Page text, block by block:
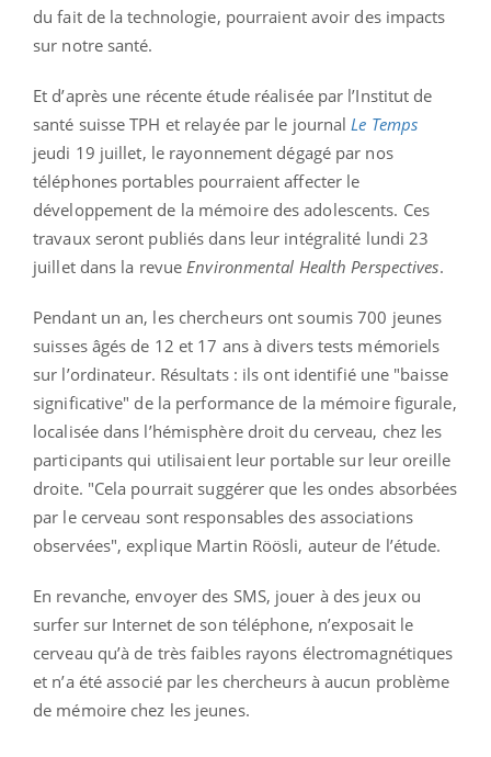
du fait de la technologie, pourraient avoir des impacts
sur notre santé.
Et d’après une récente étude réalisée par l’Institut de
santé suisse TPH et relayée par le journal Le Temps
jeudi 19 juillet, le rayonnement dégagé par nos
téléphones portables pourraient affecter le
développement de la mémoire des adolescents. Ces
travaux seront publiés dans leur intégralité lundi 23
juillet dans la revue Environmental Health Perspectives.
Pendant un an, les chercheurs ont soumis 700 jeunes
suisses âgés de 12 et 17 ans à divers tests mémoriels
sur l’ordinateur. Résultats : ils ont identifié une "baisse
significative" de la performance de la mémoire figurale,
localisée dans l’hémisphère droit du cerveau, chez les
participants qui utilisaient leur portable sur leur oreille
droite. "Cela pourrait suggérer que les ondes absorbées
par le cerveau sont responsables des associations
observées", explique Martin Röösli, auteur de l’étude.
En revanche, envoyer des SMS, jouer à des jeux ou
surfer sur Internet de son téléphone, n’exposait le
cerveau qu’à de très faibles rayons électromagnétiques
et n’a été associé par les chercheurs à aucun problème
de mémoire chez les jeunes.